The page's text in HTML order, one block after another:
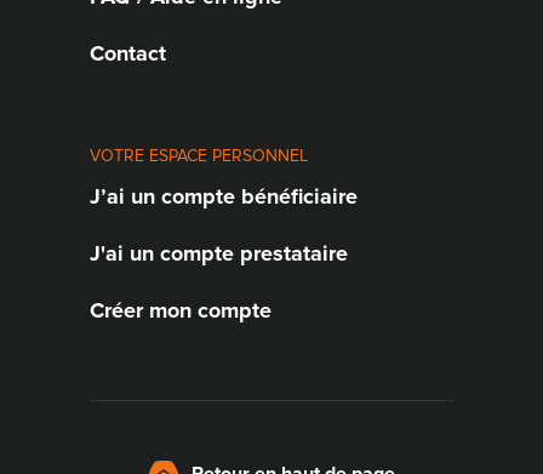
Contact
VOTRE ESPACE PERSONNEL
J’ai un compte bénéficiaire
J'ai un compte prestataire
Créer mon compte